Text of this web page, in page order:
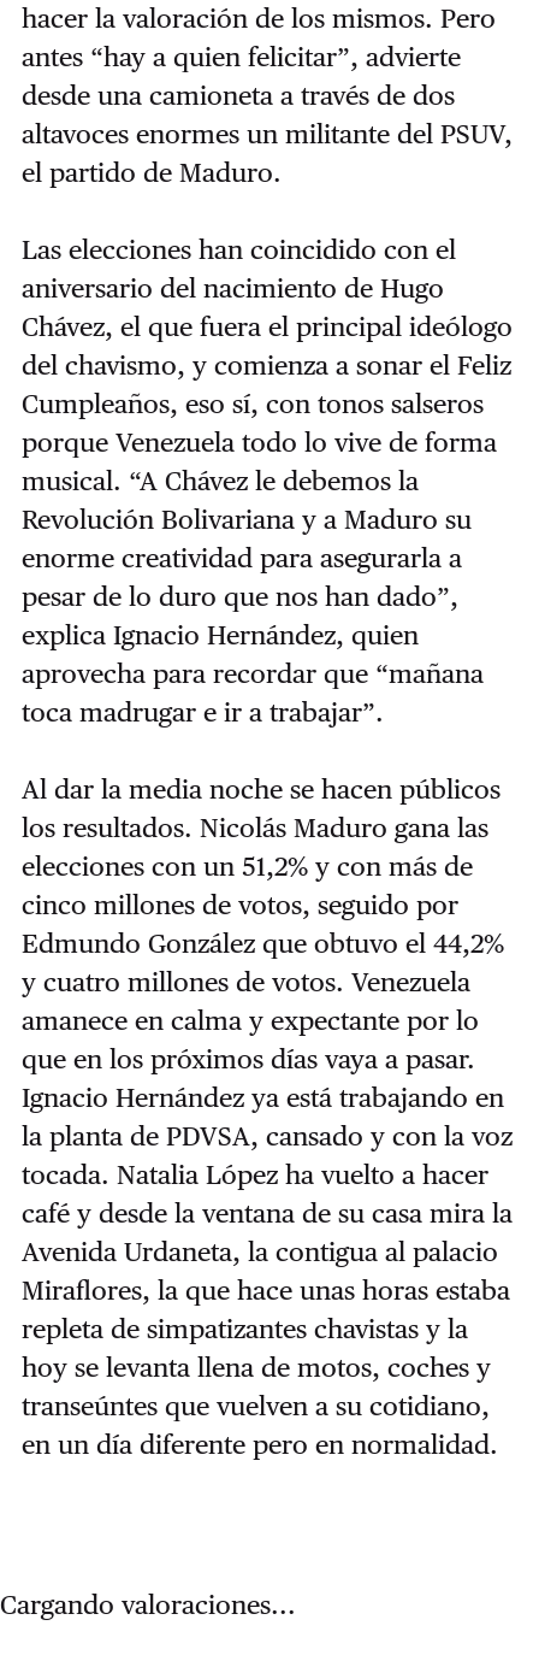
hacer la valoración de los mismos. Pero
antes “hay a quien felicitar”, advierte
desde una camioneta a través de dos
altavoces enormes un militante del PSUV,
el partido de Maduro.
Las elecciones han coincidido con el
aniversario del nacimiento de Hugo
Chávez, el que fuera el principal ideólogo
del chavismo, y comienza a sonar el Feliz
Cumpleaños, eso sí, con tonos salseros
porque Venezuela todo lo vive de forma
musical. “A Chávez le debemos la
Revolución Bolivariana y a Maduro su
enorme creatividad para asegurarla a
pesar de lo duro que nos han dado”,
explica Ignacio Hernández, quien
aprovecha para recordar que “mañana
toca madrugar e ir a trabajar”.
Al dar la media noche se hacen públicos
los resultados. Nicolás Maduro gana las
elecciones con un 51,2% y con más de
cinco millones de votos, seguido por
Edmundo González que obtuvo el 44,2%
y cuatro millones de votos. Venezuela
amanece en calma y expectante por lo
que en los próximos días vaya a pasar.
Ignacio Hernández ya está trabajando en
la planta de PDVSA, cansado y con la voz
tocada. Natalia López ha vuelto a hacer
café y desde la ventana de su casa mira la
Avenida Urdaneta, la contigua al palacio
Miraflores, la que hace unas horas estaba
repleta de simpatizantes chavistas y la
hoy se levanta llena de motos, coches y
transeúntes que vuelven a su cotidiano,
en un día diferente pero en normalidad.
Cargando valoraciones...